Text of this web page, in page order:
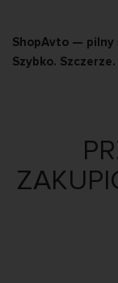
ShopAvto — pilny
Szybko. Szczerze.